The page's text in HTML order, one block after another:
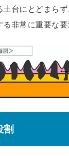
土台にとどまら
非常に重要な要
割